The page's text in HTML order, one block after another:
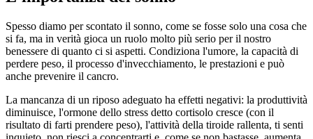
Spesso diamo per scontato il sonno, come se fosse solo una cosa che
si fa, ma in verità gioca un ruolo molto più serio per il nostro
benessere di quanto ci si aspetti. Condiziona l'umore, la capacità di
perdere peso, il processo d'invecchiamento, le prestazioni e può
anche prevenire il cancro.
La mancanza di un riposo adeguato ha effetti negativi: la produttività
diminuisce, l'ormone dello stress detto cortisolo cresce (con il
risultato di farti prendere peso), l'attività della tiroide rallenta, ti senti